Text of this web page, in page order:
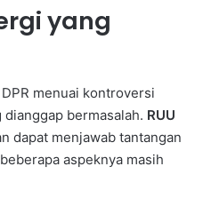
yang
menuai kontroversi
bermasalah. RUU
dapat menjawab tantangan
aspeknya masih